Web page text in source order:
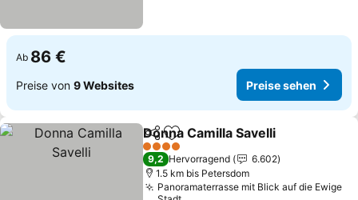
Ab 86 €
Preise von 9 Websites Preise sehen
TeilenZu Favoriten hinzufügen
Donna Camilla Savelli
4 Sterne
9,2 Hervorragend
6.602
1.5 km bis Petersdom
Panoramaterrasse mit Blick auf die Ewige